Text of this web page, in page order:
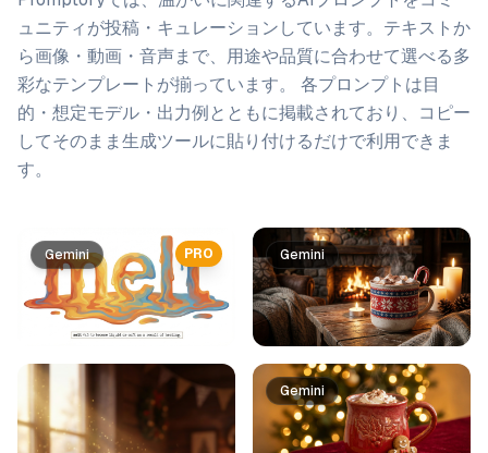
ュニティが投稿・キュレーションしています。 テキストか
ら画像・動画・音声まで、用途や品質に合わせて選べる多
彩なテンプレートが揃っています。 各プロンプトは目
的・想定モデル・出力例とともに掲載されており、コピー
してそのまま生成ツールに貼り付けるだけで利用できま
す。
プロンプト一覧
PRO
Gemini Gemini
Gemini